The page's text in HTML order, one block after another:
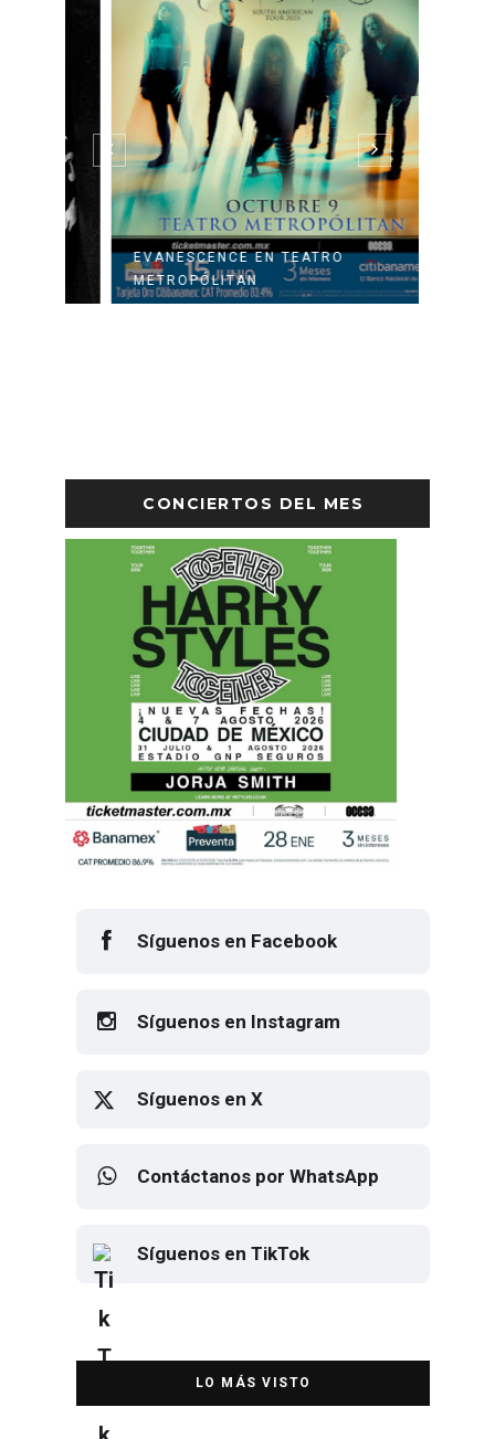
EVANESCENCE EN TEATRO
METROPÓLITAN
CONCIERTOS DEL MES
Síguenos en Facebook
Síguenos en Instagram
Síguenos en X
Contáctanos por WhatsApp
Síguenos en TikTok
DESTACADA
Elton John regresa a CDMX para